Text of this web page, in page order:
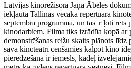
Latvijas kinorežisora Jāņa Ābeles
iekļauta Tallinas vecākā repertuāra
septembra programmā, un tas ir ļoti rets
kinodarbiem. Filma tiks izrādīta kopā ar
demonstrēšanas reižu skaits plānots līdz
savā kinoteātrī cenšamies kalpot kino
pieredzēšana ir iemesls, kādēļ